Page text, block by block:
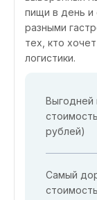
пищи в день
разными
тех, кто
логистики.
Выгодней
рублей)
Самый